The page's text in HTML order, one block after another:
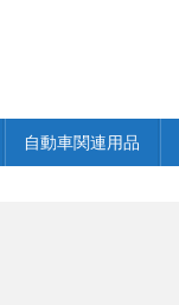
自動車関連用品